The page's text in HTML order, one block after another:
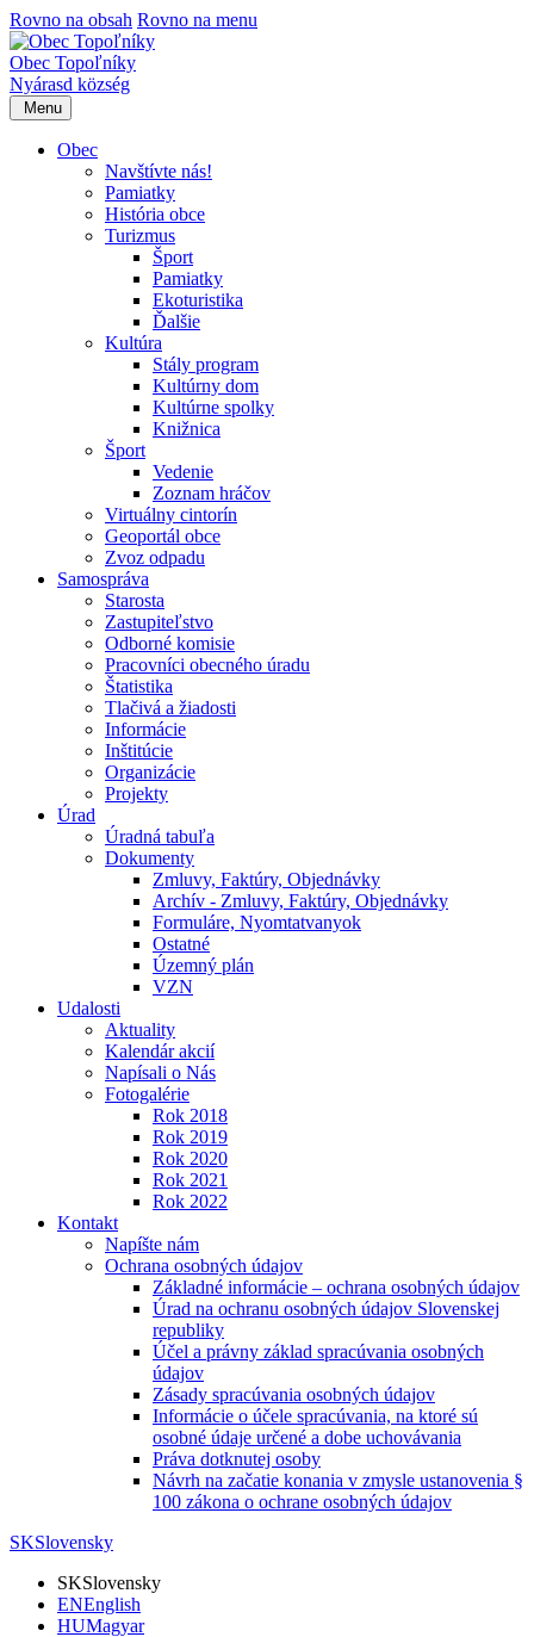
Rovno na obsah Rovno na menu
Obec Topoľníky
Nyárasd község
Menu
Obec
Navštívte nás!
Pamiatky
História obce
Turizmus
Šport
Pamiatky
Ekoturistika
Ďalšie
Kultúra
Stály program
Kultúrny dom
Kultúrne spolky
Knižnica
Šport
Vedenie
Zoznam hráčov
Virtuálny cintorín
Geoportál obce
Zvoz odpadu
Samospráva
Starosta
Zastupiteľstvo
Odborné komisie
Pracovníci obecného úradu
Štatistika
Tlačivá a žiadosti
Informácie
Inštitúcie
Organizácie
Projekty
Úrad
Úradná tabuľa
Dokumenty
Zmluvy, Faktúry, Objednávky
Archív - Zmluvy, Faktúry, Objednávky
Formuláre, Nyomtatvanyok
Ostatné
Územný plán
VZN
Udalosti
Aktuality
Kalendár akcií
Napísali o Nás
Fotogalérie
Rok 2018
Rok 2019
Rok 2020
Rok 2021
Rok 2022
Kontakt
Napíšte nám
Ochrana osobných údajov
Základné informácie – ochrana osobných údajov
Úrad na ochranu osobných údajov Slovenskej
republiky
Účel a právny základ spracúvania osobných
údajov
Zásady spracúvania osobných údajov
Informácie o účele spracúvania, na ktoré sú
osobné údaje určené a dobe uchovávania
Práva dotknutej osoby
Návrh na začatie konania v zmysle ustanovenia §
100 zákona o ochrane osobných údajov
SKSlovensky
SKSlovensky
ENEnglish
HUMagyar